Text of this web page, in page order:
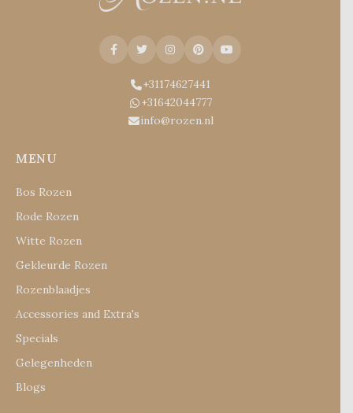
+31174627441
+31642044777
info@rozen.nl
MENU
Bos Rozen
Rode Rozen
Witte Rozen
Gekleurde Rozen
Rozenblaadjes
Accessories and Extra's
Specials
Gelegenheden
Blogs